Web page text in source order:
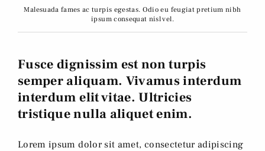
Malesuada fames ac turpis egestas. Odio eu feugiat pretium nibh
ipsum consequat nisl vel.
Fusce dignissim est non turpis
semper aliquam. Vivamus interdum
interdum elit vitae. Ultricies
tristique nulla aliquet enim.
Lorem ipsum dolor sit amet, consectetur adipiscing